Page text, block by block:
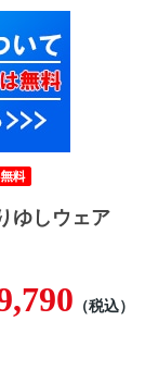
ゆしウェア
（税込）